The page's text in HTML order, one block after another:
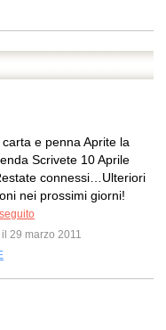
e penna Aprite la
Scrivete 10 Aprile
connessi…Ulteriori
nei prossimi giorni!
29 marzo 2011